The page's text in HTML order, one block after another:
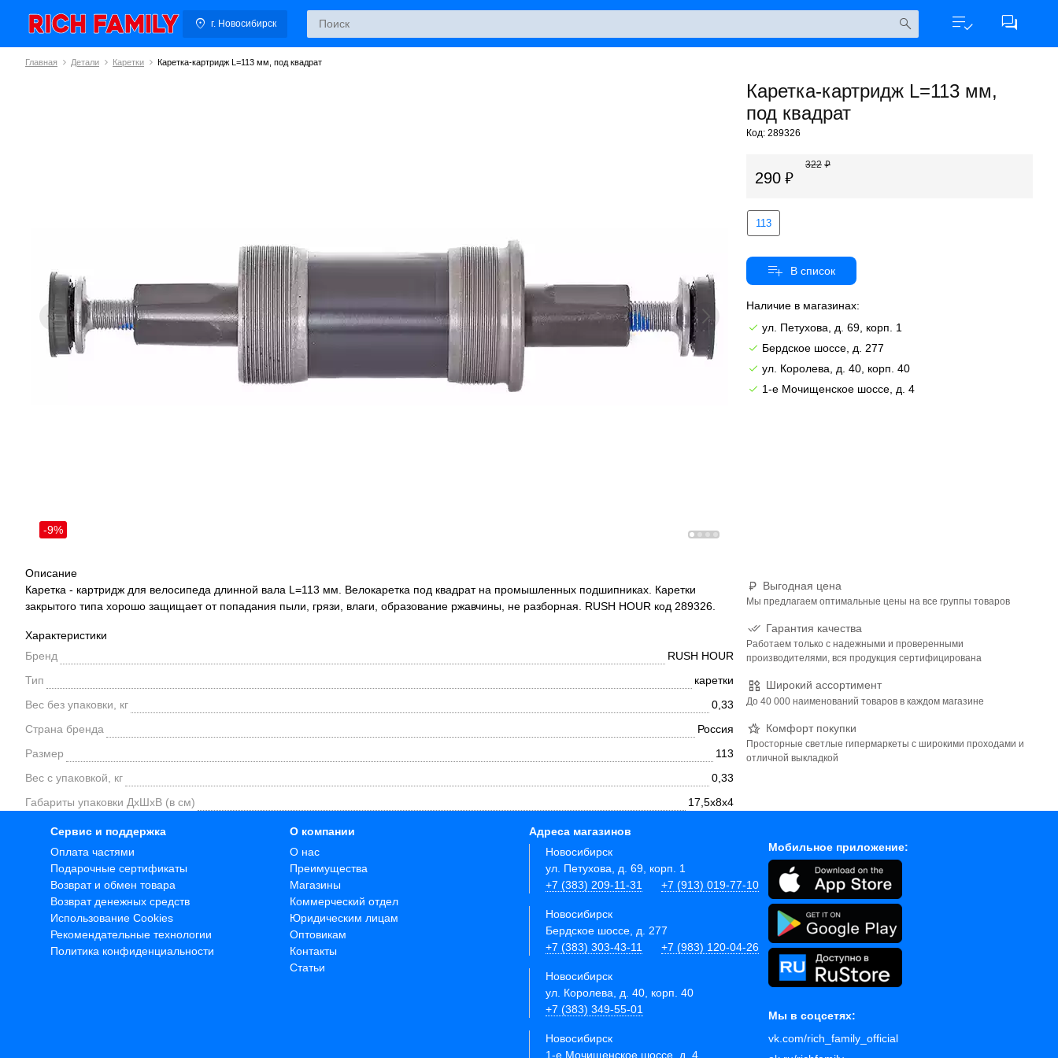
г. Новосибирск
Главная Детали Каретки Каретка-картридж L=113 мм, под квадрат
Каретка-картридж L=113 мм,
под квадрат
Код: 289326
-9%
290
322
113
Наличие в магазинах:
ул. Петухова, д. 69, корп. 1
Бердское шоссе, д. 277
ул. Королева, д. 40, корп. 40
1-е Мочищенское шоссе, д. 4
Описание
Каретка - картридж для велосипеда длинной вала L=113 мм. Велокаретка под квадрат на промышленных подшипниках. Каретки
закрытого типа хорошо защищает от попадания пыли, грязи, влаги, образование ржавчины, не разборная. RUSH HOUR код 289326.
Выгодная цена
Мы предлагаем оптимальные цены на все группы товаров
Гарантия качества
Работаем только с надежными и проверенными
производителями, вся продукция сертифицирована
Широкий ассортимент
До 40 000 наименований товаров в каждом магазине
Комфорт покупки
Просторные светлые гипермаркеты с широкими проходами и
отличной выкладкой
Характеристики
Бренд
RUSH HOUR
Тип
каретки
Вес без упаковки, кг
0,33
Страна бренда
Россия
Размер
113
Вес с упаковкой, кг
0,33
Габариты упаковки ДхШхВ (в см)
17,5х8х4
Сервис и поддержка
Оплата частями
Подарочные сертификаты
Возврат и обмен товара
Возврат денежных средств
Использование Cookies
Рекомендательные технологии
Политика конфиденциальности
О компании
О нас
Преимущества
Магазины
Коммерческий отдел
Юридическим лицам
Оптовикам
Контакты
Статьи
Адреса магазинов
Новосибирск
ул. Петухова, д. 69, корп. 1
+7 (383) 209-11-31
+7 (913) 019-77-10
Новосибирск
Бердское шоссе, д. 277
+7 (383) 303-43-11
+7 (983) 120-04-26
Новосибирск
ул. Королева, д. 40, корп. 40
+7 (383) 349-55-01
Новосибирск
1-е Мочищенское шоссе, д. 4
Мобильное приложение:
Мы в соцсетях:
vk.com/rich_family_official